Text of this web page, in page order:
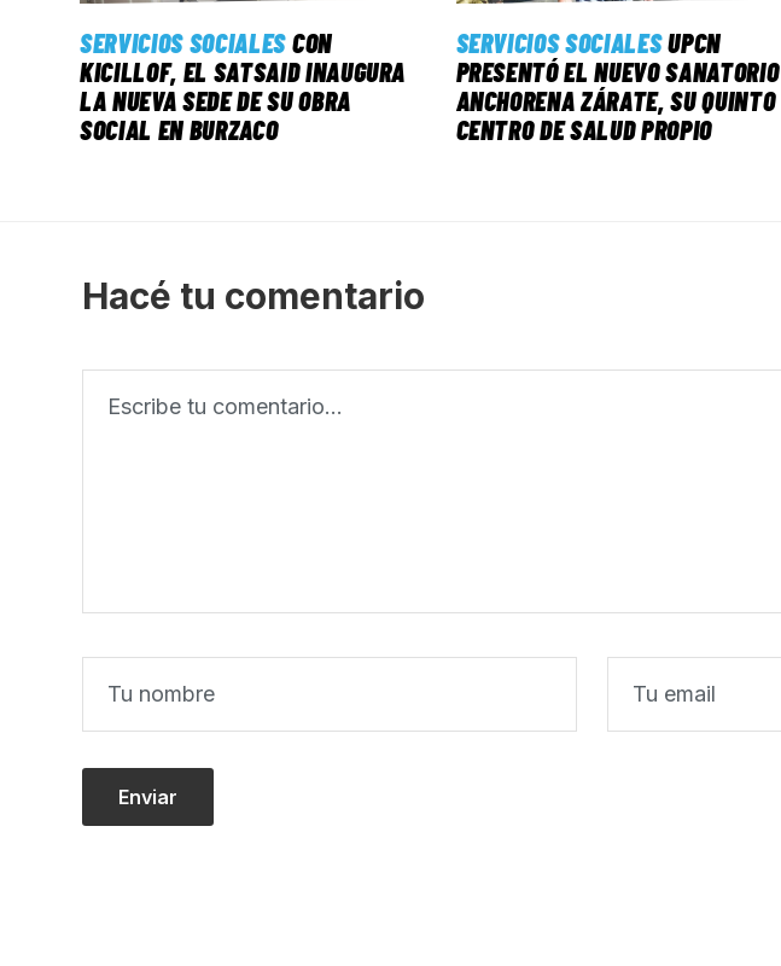
SERVICIOS SOCIALESCON
KICILLOF, EL SATSAID INAUGURA
LA NUEVA SEDE DE SU OBRA
SOCIAL EN BURZACO
SERVICIOS SOCIALESUPCN
PRESENTÓ EL NUEVO SANATORIO
ANCHORENA ZÁRATE, SU QUINTO
CENTRO DE SALUD PROPIO
Hacé tu comentario